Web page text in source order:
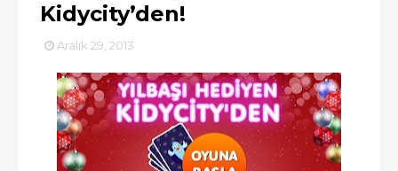
Kidycity’den!
Aralık 29, 2013